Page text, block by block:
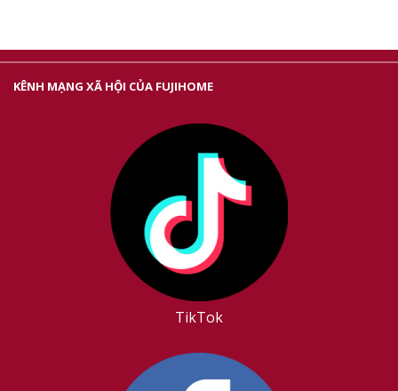
KÊNH MẠNG XÃ HỘI CỦA FUJIHOME
TikTok